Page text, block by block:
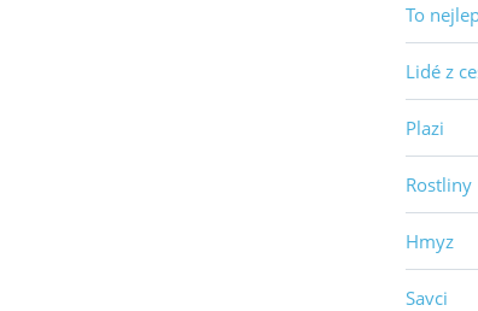
To
Lidé z
Plazi
Rostliny
Hmyz
Savci